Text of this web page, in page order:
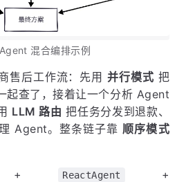
混合编排示例
售后工作流：先用并行模式 把
起查了，接着让一个分析 Agent
LLM 路由 把任务分发到退款、
Agent。整条链子靠 顺序模式
ReactAgent +